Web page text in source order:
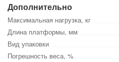
Дополнительно
Максимальная нагрузка, кг
Длина платформы, мм
Вид упаковки
Погрешность веса, %